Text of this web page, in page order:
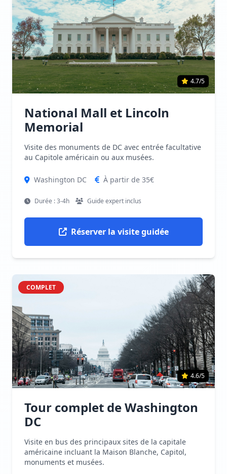
4.7/5
National Mall et Lincoln
Memorial
Visite des monuments de DC avec entrée facultative
au Capitole américain ou aux musées.
Washington DC À partir de 35€
Durée : 3-4h Guide expert inclus
Réserver la visite guidée
COMPLET
4.6/5
Tour complet de Washington
DC
Visite en bus des principaux sites de la capitale
américaine incluant la Maison Blanche, Capitol,
monuments et musées.